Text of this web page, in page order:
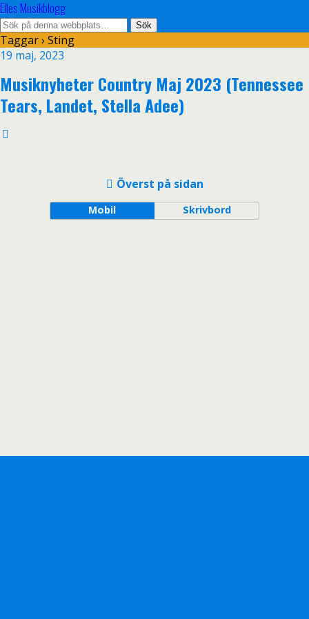
Elles Musikblogg
Taggar › Sting
19 maj, 2023
Musiknyheter Country Maj 2023 (Tennessee
Tears, Landet, Stella Adee)
Överst på sidan
Mobil Skrivbord